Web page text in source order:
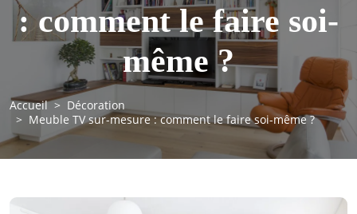
: comment le faire soi-
même ?
Accueil
Décoration
Meuble TV sur-mesure : comment le faire soi-même ?